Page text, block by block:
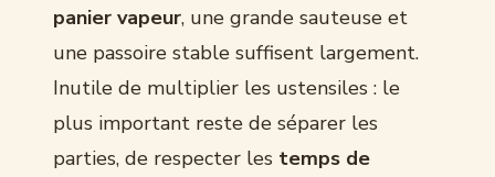
panier vapeur, une grande sauteuse et
une passoire stable suffisent largement.
Inutile de multiplier les ustensiles : le
plus important reste de séparer les
parties, de respecter les temps de